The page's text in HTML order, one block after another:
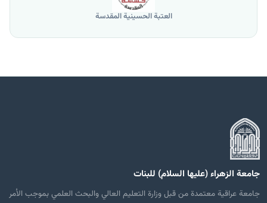
العتبة الحسينية المقدسة
جامعة الزهراء (عليها السلام) للبنات
جامعة عراقية معتمدة من قبل وزارة التعليم العالي والبحث العلمي بموجب الأمر